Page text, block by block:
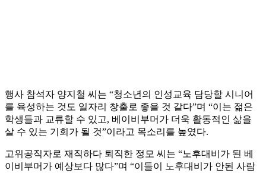
행사 참석자 양지철 씨는 “청소년의 인성교육 담당할 시니어
를 육성하는 것도 일자리 창출로 좋을 것 같다”며 “이는 젊은
학생들과 교류할 수 있고, 베이비부머가 더욱 활동적인 삶을
살 수 있는 기회가 될 것”이라고 목소리를 높였다.
고위공직자로 재직하다 퇴직한 정모 씨는 “노후대비가 된 베
이비부머가 예상보다 많다”며 “이들이 노후대비가 안된 사람